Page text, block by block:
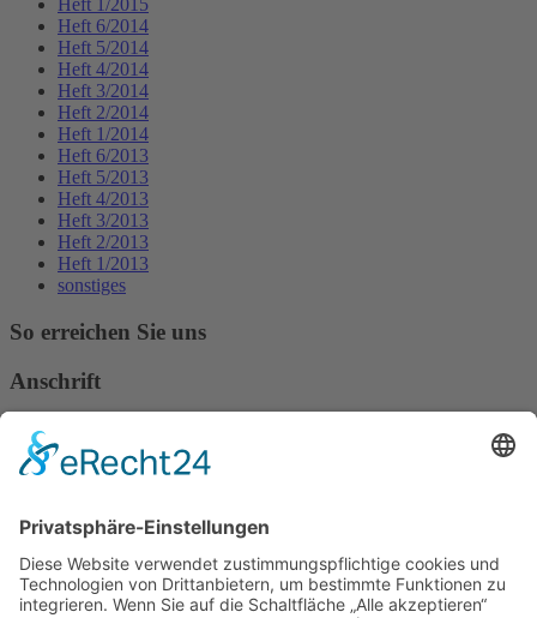
Heft 1/2015
Heft 6/2014
Heft 5/2014
Heft 4/2014
Heft 3/2014
Heft 2/2014
Heft 1/2014
Heft 6/2013
Heft 5/2013
Heft 4/2013
Heft 3/2013
Heft 2/2013
Heft 1/2013
sonstiges
So erreichen Sie uns
Anschrift
Verband Deutscher Tierheilpraktiker e.V.
Verbandsverwaltung
Am Rosenbraken 12
E-Mail
Diese E-Mail-Adresse ist vor Spambots geschützt! Zur Anzeige
muss JavaScript eingeschaltet sein!